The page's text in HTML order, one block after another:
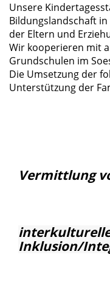
Unsere
Bildungslandschaft
der Eltern und
Wir kooperieren mit
Grundschulen im
Die Umsetzung der
Unterstützung der
Vermittlung
Inklusion/